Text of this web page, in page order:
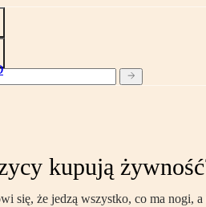
kupują
się, że jedzą wszystko, co ma nogi, a